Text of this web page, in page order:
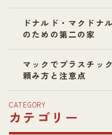
ドナルド・マクドナ
のための第二の家
マックでプラスチッ
頼み方と注意点
CATEGORY
カテゴリー